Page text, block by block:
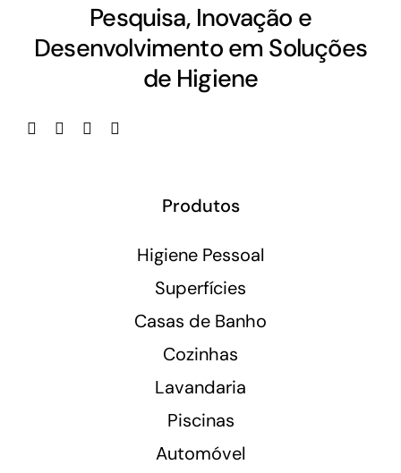
Pesquisa, Inovação e
Desenvolvimento em Soluções
de Higiene
Produtos
Higiene Pessoal
Superfícies
Casas de Banho
Cozinhas
Lavandaria
Piscinas
Automóvel